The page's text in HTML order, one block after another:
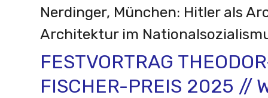
Nerdinger, München: Hitler als
Architektur im
FESTVORTRAG
FISCHER-PREIS 2025 //